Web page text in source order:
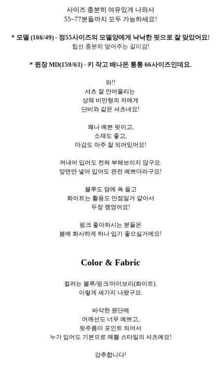
사이즈 충분히 여유있게 나와서
55~77분들까지 모두 가능하세요!
* 모델 (166/49) - 정55사이즈의 모델양에게 낙낙한 핏으로 잘 맞았어요!
힙선 충분히 덮어주는 길이감!
* 쥔장 MD(159/63) - 키 작고 배나온 통통 66사이즈인데요.
와!!
셔츠 잘 안어울리는
상체 비만형의 저에게
단비와 같은 셔츠네요!
꽤나 예쁜 핏이고,
소재도 좋고,
마감도 아주 잘 되어있어요!
꺼내어 입어도 전혀 부해보이지 않구요.
앞면만 넣어 입어도 완전 예쁘더라구요!
블루도 맘에 쏙 들고
화이트는 활용도 만점일거 같아서
두장 쟁였어요!
핑크 좋아하시는 분들은
봄에 화사하게 하나 입기 좋으실거에요!
Color & Fabric
컬러는 블루/핑크/아이보리(화이트).
이렇게 세가지 나왔구요.
바삭한 원단에
어깨선도 너무 예쁘고,
뒷주름이 포인트 되어서
누가 입어도 기본으로 예쁠 스타일의 셔츠예요!
강추합니다!